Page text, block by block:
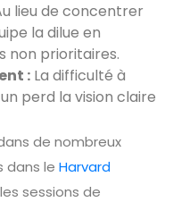
lieu de concentrer
la dilue en
non prioritaires.
: La difficulté à
perd la vision claire
de nombreux
dans le Harvard
sessions de